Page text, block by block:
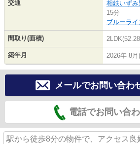
交通
相鉄いずみ
15分
ブルーライ
間取り(面積)
築年月 2026年 8月
メールでお問い合わ
電話でお問い合
駅から徒歩8分の物件で、アクセス良